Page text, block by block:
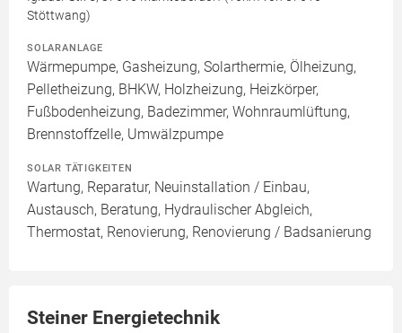
Stöttwang)
SOLARANLAGE
Wärmepumpe, Gasheizung, Solarthermie, Ölheizung,
Pelletheizung, BHKW, Holzheizung, Heizkörper,
Fußbodenheizung, Badezimmer, Wohnraumlüftung,
Brennstoffzelle, Umwälzpumpe
SOLAR TÄTIGKEITEN
Wartung, Reparatur, Neuinstallation / Einbau,
Austausch, Beratung, Hydraulischer Abgleich,
Thermostat, Renovierung, Renovierung / Badsanierung
Steiner Energietechnik